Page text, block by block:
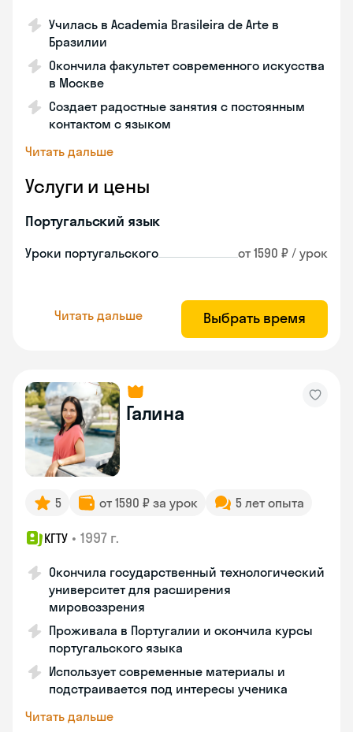
Училась в Academia Brasileira de Arte в
Бразилии
Окончила факультет современного искусства
в Москве
Создает радостные занятия с постоянным
контактом с языком
Читать дальше
Услуги и цены
Португальский язык
Уроки португальского от 1590 ₽ / урок
Читать дальше Выбрать время
Галина
5 от 1590 ₽ за урок 5 лет опыта
КГТУ • 1997 г.
Окончила государственный технологический
университет для расширения
мировоззрения
Проживала в Португалии и окончила курсы
португальского языка
Использует современные материалы и
подстраивается под интересы ученика
Читать дальше